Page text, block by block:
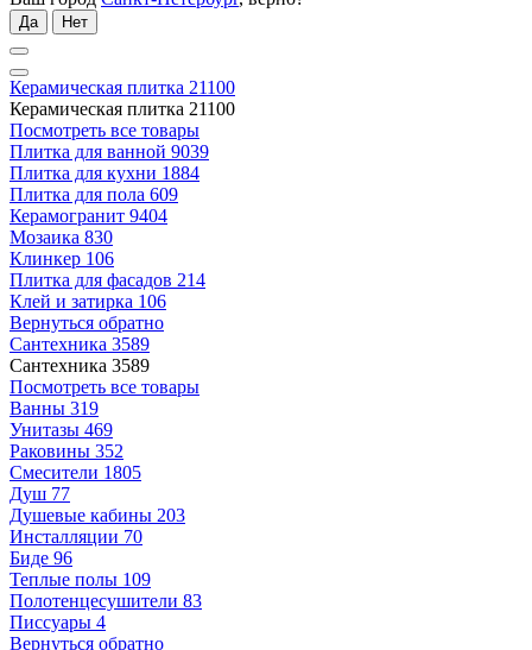
Да Нет
Керамическая плитка 21100
Керамическая плитка 21100
Посмотреть все товары
Плитка для ванной 9039
Плитка для кухни 1884
Плитка для пола 609
Керамогранит 9404
Мозаика 830
Клинкер 106
Плитка для фасадов 214
Клей и затирка 106
Вернуться обратно
Сантехника 3589
Сантехника 3589
Посмотреть все товары
Ванны 319
Унитазы 469
Раковины 352
Смесители 1805
Душ 77
Душевые кабины 203
Инсталляции 70
Биде 96
Теплые полы 109
Полотенцесушители 83
Писсуары 4
Вернуться обратно